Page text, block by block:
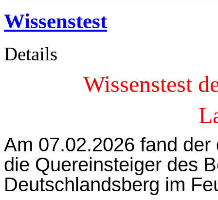
Wissenstest
Details
Wissenstest
Am 07.02.2026 fand
die Quereinsteiger des
Deutschlandsberg im